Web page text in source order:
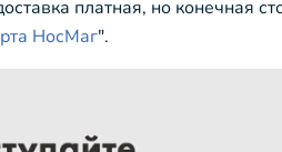
платная, но конечная
НосМаг".